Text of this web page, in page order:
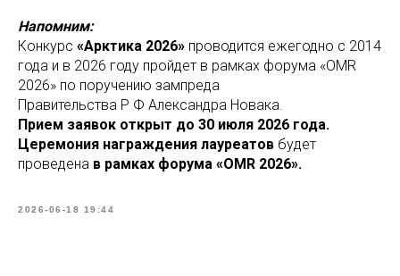
Напомним:
Конкурс «Арктика 2026» проводится ежегодно с 2014
года и в 2026 году пройдет в рамках форума «OMR
2026» по поручению зампреда
Правительства Р Ф Александра Новака.
Прием заявок открыт до 30 июля 2026 года.
Церемония награждения лауреатов будет
проведена в рамках форума «OMR 2026».
2026-06-18 19:44